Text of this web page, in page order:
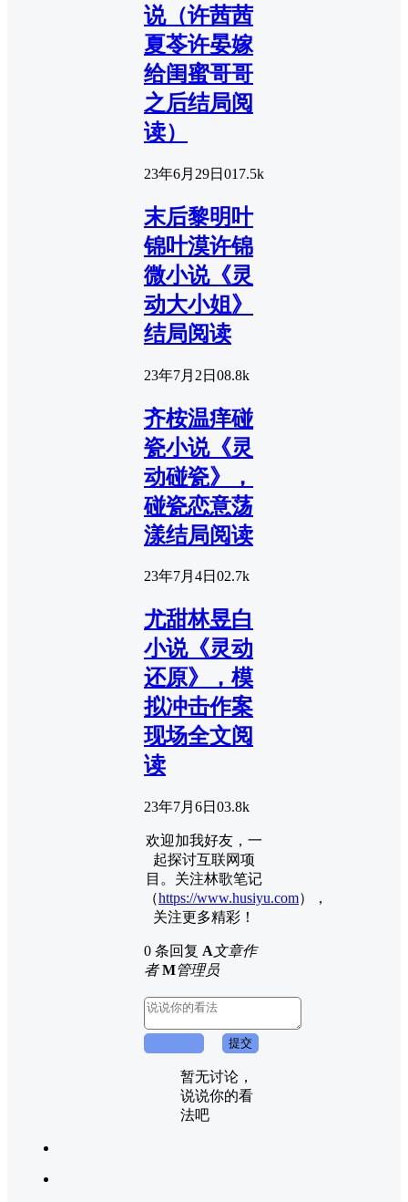
说（许茜茜
夏苓许晏嫁
给闺蜜哥哥
之后结局阅
读）
23年6月29日 017.5k
末后黎明叶
锦叶漠许锦
微小说《灵
动大小姐》
结局阅读
23年7月2日 08.8k
齐桉温痒碰
瓷小说《灵
动碰瓷》，
碰瓷恋意荡
漾结局阅读
23年7月4日 02.7k
尤甜林昱白
小说《灵动
还原》，模
拟冲击作案
现场全文阅
读
23年7月6日 03.8k
欢迎加我好友，一
起探讨互联网项
目。关注林歌笔记
（https://www.husiyu.com），
关注更多精彩！
0 条回复 A文章作
者 M管理员
提交
暂无讨论，
说说你的看
法吧